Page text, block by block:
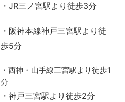
・JR三ノ宮駅より徒歩3分
・阪神本線神戸三宮駅より徒
歩5分
・西神・山手線三宮駅より徒歩1
分
・神戸三宮駅より徒歩2分